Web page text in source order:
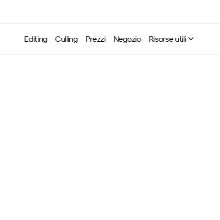
Editing Culling Prezzi Negozio Risorse utili